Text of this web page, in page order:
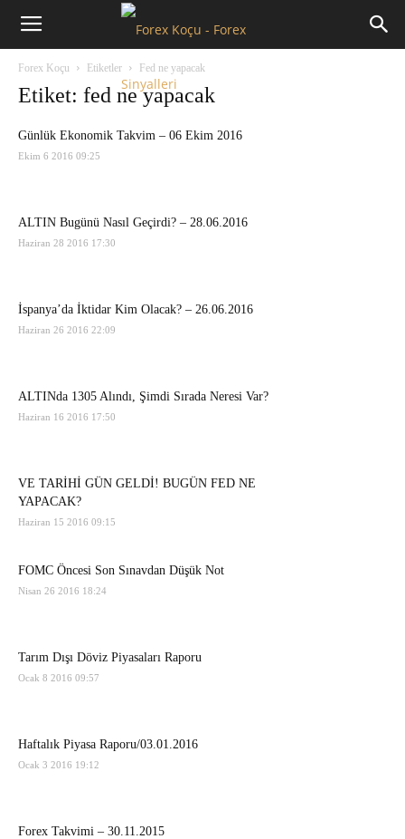
Forex
Forex Koçu Etiketler Fed ne yapacak
Etiket: fed ne yapacak
Günlük Ekonomik Takvim – 06 Ekim 2016
Ekim 6 2016 09:25
ALTIN Bugünü Nasıl Geçirdi? – 28.06.2016
Haziran 28 2016 17:30
İspanya’da İktidar Kim Olacak? – 26.06.2016
Haziran 26 2016 22:09
ALTINda 1305 Alındı, Şimdi Sırada Neresi Var?
Haziran 16 2016 17:50
VE TARİHİ GÜN GELDİ! BUGÜN FED NE
YAPACAK?
Haziran 15 2016 09:15
FOMC Öncesi Son Sınavdan Düşük Not
Nisan 26 2016 18:24
Tarım Dışı Döviz Piyasaları Raporu
Ocak 8 2016 09:57
Haftalık Piyasa Raporu/03.01.2016
Ocak 3 2016 19:12
Forex Takvimi – 30.11.2015